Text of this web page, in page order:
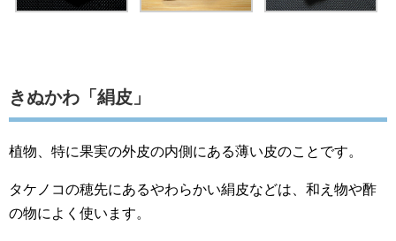
きぬかわ「絹皮」
植物、特に果実の外皮の内側にある薄い皮のことです。
タケノコの穂先にあるやわらかい絹皮などは、和え物や酢
の物によく使います。